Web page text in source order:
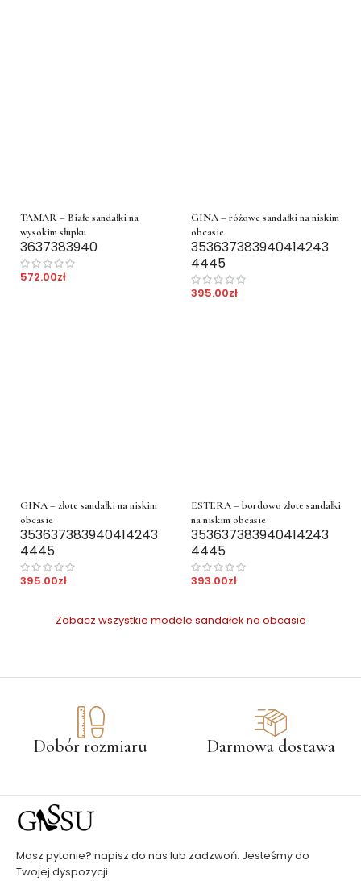
TAMAR – Białe sandałki na
wysokim słupku
3637383940
572.00zł
GINA – różowe sandałki na niskim
obcasie
353637383940414243
4445
395.00zł
GINA – złote sandałki na niskim
obcasie
353637383940414243
4445
395.00zł
ESTERA – bordowo złote sandałki
na niskim obcasie
353637383940414243
4445
393.00zł
Zobacz wszystkie modele sandałek na obcasie
Dobór rozmiaru Darmowa dostawa
Masz pytanie? napisz do nas lub zadzwoń. Jesteśmy do
Twojej dyspozycji.